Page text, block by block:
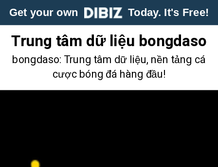
Get your own Today. It's Free!
Trung tâm dữ liệu bongdaso
bongdaso: Trung tâm dữ liệu, nền tảng cá
cược bóng đá hàng đầu!